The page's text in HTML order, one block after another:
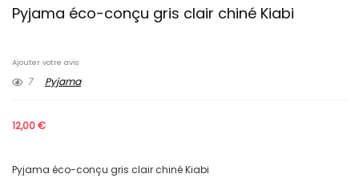
Pyjama éco-conçu gris clair chiné Kiabi
Ajouter votre avis
7 Pyjama
12,00€
Pyjama éco-conçu gris clair chiné Kiabi